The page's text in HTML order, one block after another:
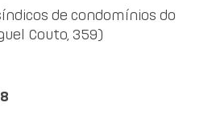
de condomínios do
Couto, 359)